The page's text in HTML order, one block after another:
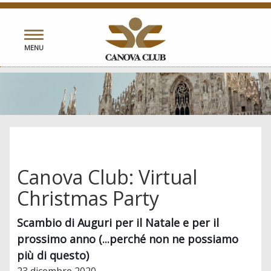
Toggle
navigation
MENU
Canova Club: Virtual
Christmas Party
Scambio di Auguri per il Natale e per il
prossimo anno (...perché non ne possiamo
più di questo)